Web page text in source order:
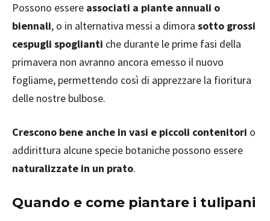
Possono essere associati a piante annuali o
biennali, o in alternativa messi a dimora sotto grossi
cespugli spoglianti che durante le prime fasi della
primavera non avranno ancora emesso il nuovo
fogliame, permettendo così di apprezzare la fioritura
delle nostre bulbose.
Crescono bene anche in vasi e piccoli contenitori o
addirittura alcune specie botaniche possono essere
naturalizzate in un prato.
Quando e come piantare i tulipani